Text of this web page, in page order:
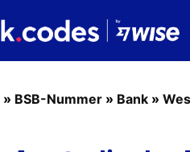
» BSB-Nummer » Bank »